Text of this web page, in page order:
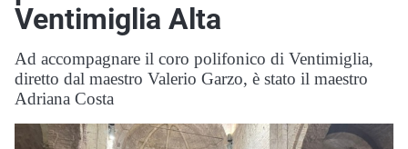
Ventimiglia Alta
Ad accompagnare il coro polifonico di Ventimiglia,
diretto dal maestro Valerio Garzo, è stato il maestro
Adriana Costa